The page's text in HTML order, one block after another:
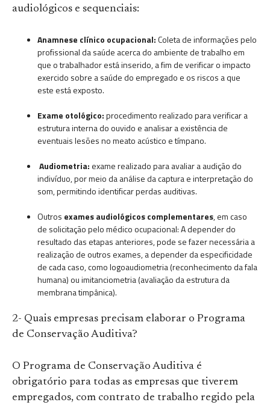
audiológicos e sequenciais:
Anamnese clínico ocupacional:Coleta de informações pelo
profissional da saúde acerca do ambiente de trabalho em
que o trabalhador está inserido, a fim de verificar o impacto
exercido sobre a saúde do empregado e os riscos a que
este está exposto.
Exame otológico:procedimento realizado para verificar a
estrutura interna do ouvido e analisar a existência de
eventuais lesões no meato acústico e tímpano.
Audiometria: exame realizado para avaliar a audição do
indivíduo, por meio da análise da captura e interpretação do
som, permitindo identificar perdas auditivas.
Outros exames audiológicos complementares, em caso
de solicitação pelo médico ocupacional: A depender do
resultado das etapas anteriores, pode se fazer necessária a
realização de outros exames, a depender da especificidade
de cada caso, como logoaudiometria (reconhecimento da fala
humana) ou imitanciometria (avaliação da estrutura da
membrana timpânica).
2- Quais empresas precisam elaborar o Programa
de Conservação Auditiva?
O Programa de Conservação Auditiva é
obrigatório para todas as empresas que tiverem
empregados, com contrato de trabalho regido pela